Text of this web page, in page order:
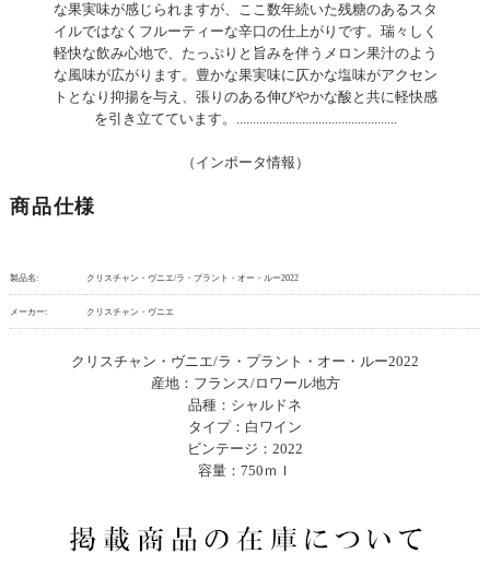
な果実味が感じられますが、ここ数年続いた残糖のあるスタ
イルではなくフルーティーな辛口の仕上がりです。瑞々しく
軽快な飲み心地で、たっぷりと旨みを伴うメロン果汁のよう
な風味が広がります。豊かな果実味に仄かな塩味がアクセン
トとなり抑揚を与え、張りのある伸びやかな酸と共に軽快感
を引き立てています。.................................................
（インポータ情報）
商品仕様
製品名: クリスチャン・ヴニエ/ラ・プラント・オー・ルー2022
メーカー: クリスチャン・ヴニエ
クリスチャン・ヴニエ/ラ・プラント・オー・ルー2022
産地：フランス/ロワール地方
品種：シャルドネ
タイプ：白ワイン
ビンテージ：2022
容量：750ｍｌ